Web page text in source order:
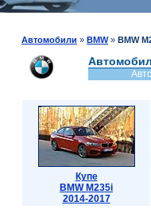
Автомобили » BMW» BMW
Купе
BMW M235i
2014-2017